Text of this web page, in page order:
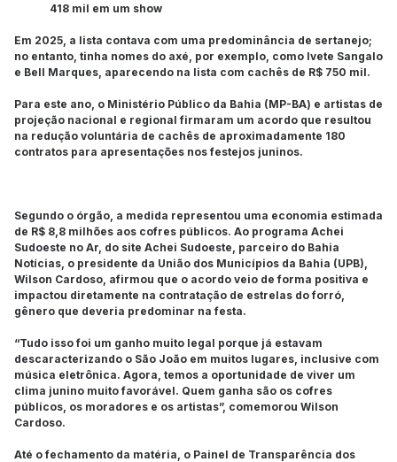
418 mil em um show
Em 2025, a lista contava com uma predominância de sertanejo;
no entanto, tinha nomes do axé, por exemplo, como Ivete Sangalo
e Bell Marques, aparecendo na lista com cachês de R$ 750 mil.
Para este ano, o Ministério Público da Bahia (MP-BA) e artistas de
projeção nacional e regional firmaram um acordo que resultou
na redução voluntária de cachês de aproximadamente 180
contratos para apresentações nos festejos juninos.
Segundo o órgão, a medida representou uma economia estimada
de R$ 8,8 milhões aos cofres públicos. Ao programa Achei
Sudoeste no Ar, do site Achei Sudoeste, parceiro do Bahia
Notícias, o presidente da União dos Municípios da Bahia (UPB),
Wilson Cardoso, afirmou que o acordo veio de forma positiva e
impactou diretamente na contratação de estrelas do forró,
gênero que deveria predominar na festa.
“Tudo isso foi um ganho muito legal porque já estavam
descaracterizando o São João em muitos lugares, inclusive com
música eletrônica. Agora, temos a oportunidade de viver um
clima junino muito favorável. Quem ganha são os cofres
públicos, os moradores e os artistas”, comemorou Wilson
Cardoso.
Até o fechamento da matéria, o Painel de Transparência dos